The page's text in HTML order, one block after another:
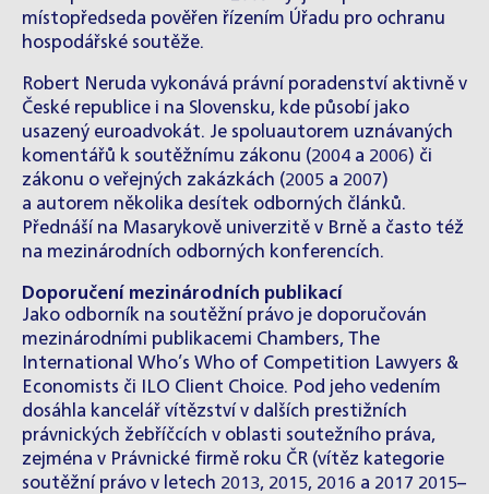
místopředseda pověřen řízením Úřadu pro ochranu
hospodářské soutěže.
Robert Neruda vykonává právní poradenství aktivně v
České republice i na Slovensku, kde působí jako
usazený euroadvokát. Je spoluautorem uznávaných
komentářů k soutěžnímu zákonu (2004 a 2006) či
zákonu o veřejných zakázkách (2005 a 2007)
a autorem několika desítek odborných článků.
Přednáší na Masarykově univerzitě v Brně a často též
na mezinárodních odborných konferencích.
Doporučení mezinárodních publikací
Jako odborník na soutěžní právo je doporučován
mezinárodními publikacemi Chambers, The
International Who’s Who of Competition Lawyers &
Economists či ILO Client Choice. Pod jeho vedením
dosáhla kancelář vítězství v dalších prestižních
právnických žebříčcích v oblasti soutežního práva,
zejména v Právnické firmě roku ČR (vítěz kategorie
soutěžní právo v letech 2013, 2015, 2016 a 2017 2015–